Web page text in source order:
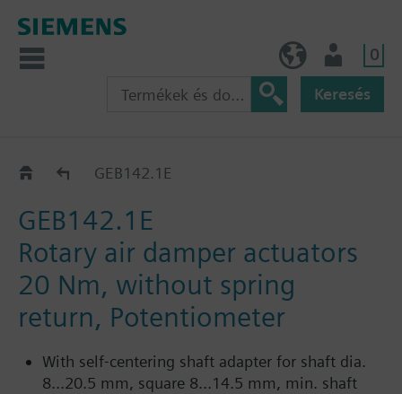
0
Keresés
GEB..1E / GEB..9E (20 Nm)
GEB142.1E
GEB142.1E
Rotary air damper actuators
20 Nm, without spring
return, Potentiometer
With self-centering shaft adapter for shaft dia.
8...20.5 mm, square 8...14.5 mm, min. shaft